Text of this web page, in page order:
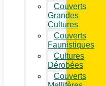
Couverts
Grandes
Cultures
Couverts
Faunistiques
Cultures
Dérobées
Couverts